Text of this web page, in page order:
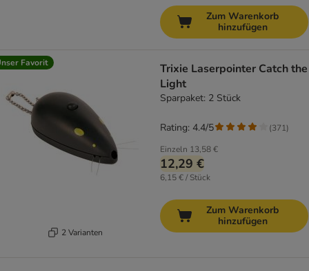
Zum Warenkorb
hinzufügen
Favorit
2 Varianten
Trixie Laserpointer Catch the
Light
Sparpaket: 2 Stück
Einzeln 13,58 €
12,29 €
6,15 € / Stück
Rating: 4.4/5 (371)
Zum Warenkorb
hinzufügen